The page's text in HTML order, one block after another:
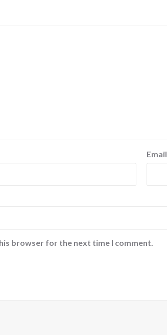
Email
browser for the next time I comment.